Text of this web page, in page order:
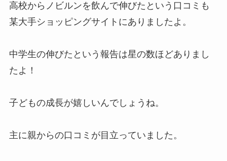
高校からノビルンを飲んで伸びたという口コミも
某大手ショッピングサイトにありましたよ。
中学生の伸びたという報告は星の数ほどありまし
たよ！
子どもの成長が嬉しいんでしょうね。
主に親からの口コミが目立っていました。